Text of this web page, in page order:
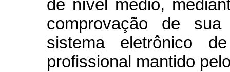
de nível médio,
comprovação de
sistema eletrônico
profissional mantido